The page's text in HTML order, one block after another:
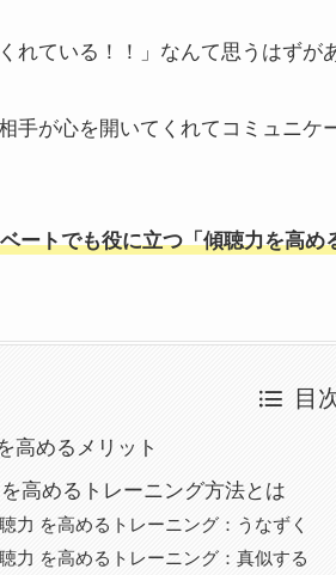
れている！！」なんて思うはずが
手が心を開いてくれてコミュニ
ートでも役に立つ「傾聴力を高
目
高めるメリット
高めるトレーニング方法とは
力 を高めるトレーニング：うなずく
力 を高めるトレーニング：真似する